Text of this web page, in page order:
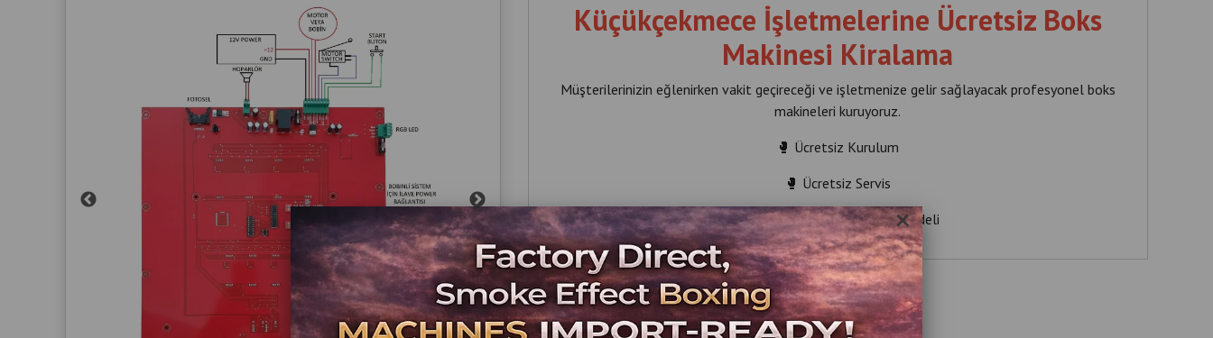
×
Küçükçekmece İşletmelerine Ücretsiz Boks
Makinesi Kiralama
Müşterilerinizin eğlenirken vakit geçireceği ve işletmenize gelir sağlayacak profesyonel boks
makineleri kuruyoruz.
🥊 Ücretsiz Kurulum
🥊 Ücretsiz Servis
🥊 Profesyonel DRAGONS Modeli
🥊 Gelir Paylaşımlı Sistem
Halkalı, Sefaköy, Atakent, Kanarya ve Cennet Mahallesi bölgelerinde hizmet vermekteyiz.
📞 +90 535 989 04 29